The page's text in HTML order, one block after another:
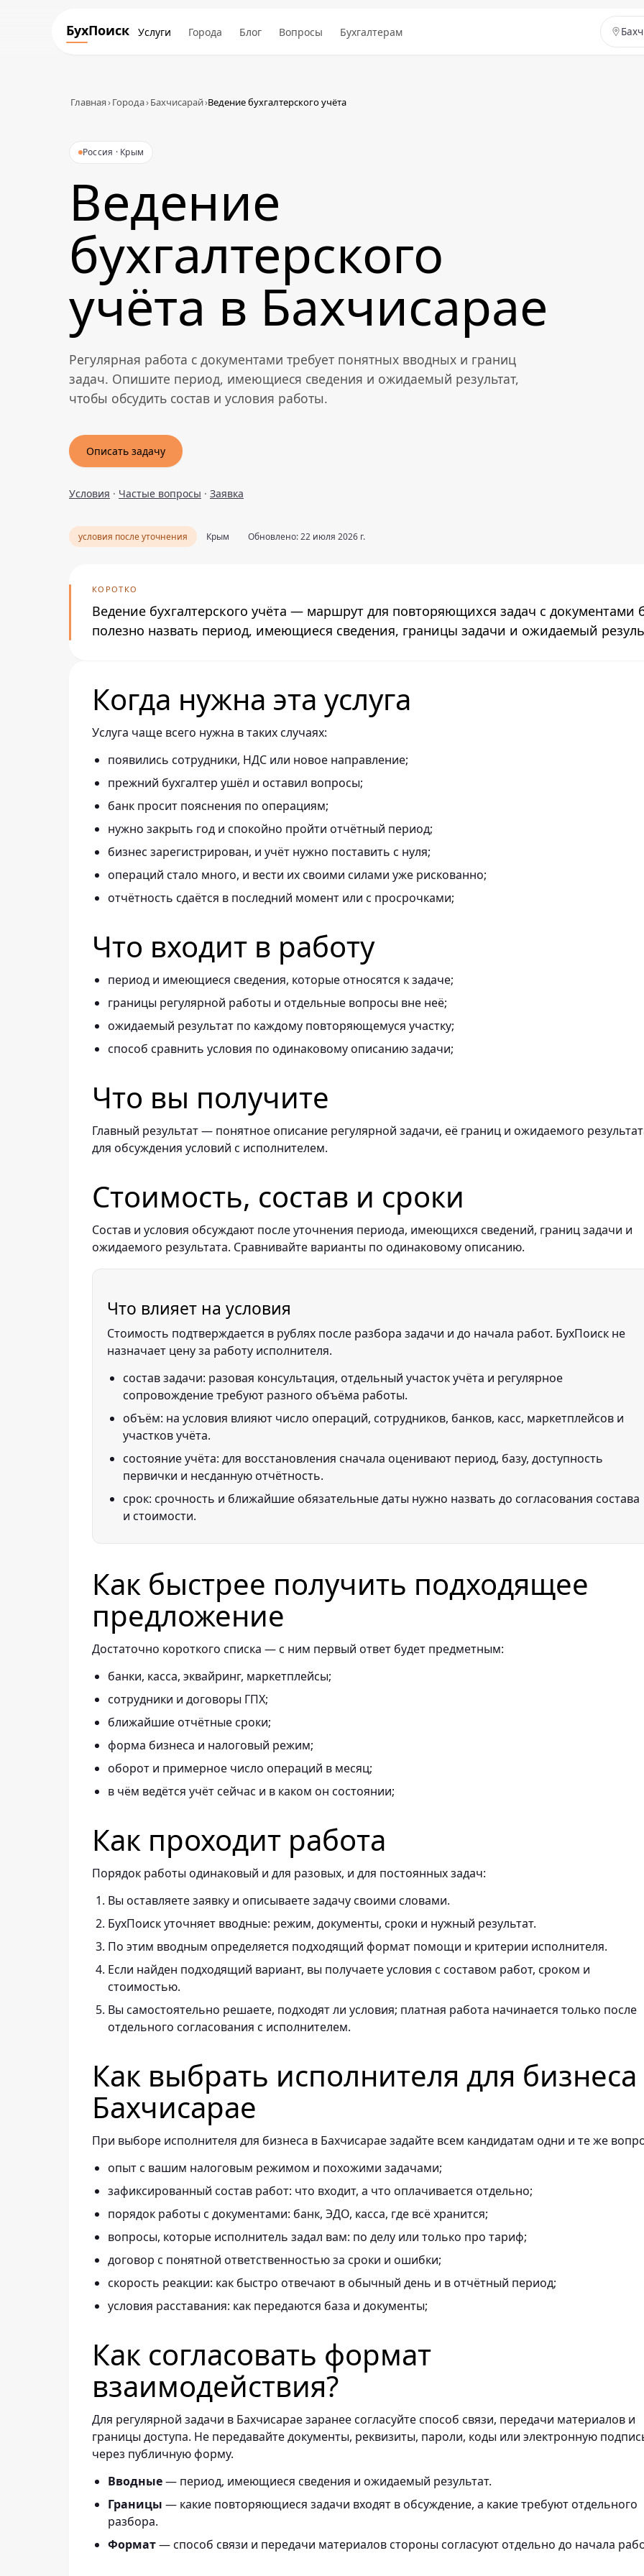
БухПоиск Услуги Города Блог Вопросы Бухгалтерам
Главная›Города›Бахчисарай›Ведение бухгалтерского учёта
Россия · Крым
Ведение
бухгалтерского
учёта в Бахчисарае
Регулярная работа с документами требует понятных вводных и границ
задач. Опишите период, имеющиеся сведения и ожидаемый результат,
чтобы обсудить состав и условия работы.
Описать задачу
Условия · Частые вопросы · Заявка
условия после уточнения Крым Обновлено: 22 июля 2026 г.
КОРОТКО
Ведение бухгалтерского учёта — маршрут для повторяющихся задач с документами
полезно назвать период, имеющиеся сведения, границы задачи и ожидаемый
Когда нужна эта услуга
Услуга чаще всего нужна в таких случаях:
появились сотрудники, НДС или новое направление;
прежний бухгалтер ушёл и оставил вопросы;
банк просит пояснения по операциям;
нужно закрыть год и спокойно пройти отчётный период;
бизнес зарегистрирован, и учёт нужно поставить с нуля;
операций стало много, и вести их своими силами уже рискованно;
отчётность сдаётся в последний момент или с просрочками;
Что входит в работу
период и имеющиеся сведения, которые относятся к задаче;
границы регулярной работы и отдельные вопросы вне неё;
ожидаемый результат по каждому повторяющемуся участку;
способ сравнить условия по одинаковому описанию задачи;
Что вы получите
Главный результат — понятное описание регулярной задачи, её границ и ожидаемого
для обсуждения условий с исполнителем.
Стоимость, состав и сроки
Состав и условия обсуждают после уточнения периода, имеющихся сведений, границ задачи и
ожидаемого результата. Сравнивайте варианты по одинаковому описанию.
Что влияет на условия
Стоимость подтверждается в рублях после разбора задачи и до начала работ. БухПоиск не
назначает цену за работу исполнителя.
состав задачи: разовая консультация, отдельный участок учёта и регулярное
сопровождение требуют разного объёма работы.
объём: на условия влияют число операций, сотрудников, банков, касс, маркетплейсов и
участков учёта.
состояние учёта: для восстановления сначала оценивают период, базу, доступность
первички и несданную отчётность.
срок: срочность и ближайшие обязательные даты нужно назвать до согласования состава
и стоимости.
Как быстрее получить подходящее
предложение
Достаточно короткого списка — с ним первый ответ будет предметным:
банки, касса, эквайринг, маркетплейсы;
сотрудники и договоры ГПХ;
ближайшие отчётные сроки;
форма бизнеса и налоговый режим;
оборот и примерное число операций в месяц;
в чём ведётся учёт сейчас и в каком он состоянии;
Как проходит работа
Порядок работы одинаковый и для разовых, и для постоянных задач:
Вы оставляете заявку и описываете задачу своими словами.
БухПоиск уточняет вводные: режим, документы, сроки и нужный результат.
По этим вводным определяется подходящий формат помощи и критерии исполнителя.
Если найден подходящий вариант, вы получаете условия с составом работ, сроком и
стоимостью.
Вы самостоятельно решаете, подходят ли условия; платная работа начинается только после
отдельного согласования с исполнителем.
Как выбрать исполнителя для бизнеса
Бахчисарае
При выборе исполнителя для бизнеса в Бахчисарае задайте всем кандидатам одни и те же
опыт с вашим налоговым режимом и похожими задачами;
зафиксированный состав работ: что входит, а что оплачивается отдельно;
порядок работы с документами: банк, ЭДО, касса, где всё хранится;
вопросы, которые исполнитель задал вам: по делу или только про тариф;
договор с понятной ответственностью за сроки и ошибки;
скорость реакции: как быстро отвечают в обычный день и в отчётный период;
условия расставания: как передаются база и документы;
Как согласовать формат
взаимодействия?
Для регулярной задачи в Бахчисарае заранее согласуйте способ связи, передачи материалов и
границы доступа. Не передавайте документы, реквизиты, пароли, коды или электронную
через публичную форму.
Вводные— период, имеющиеся сведения и ожидаемый результат.
Границы — какие повторяющиеся задачи входят в обсуждение, а какие требуют отдельного
разбора.
Формат— способ связи и передачи материалов стороны согласуют отдельно до начала